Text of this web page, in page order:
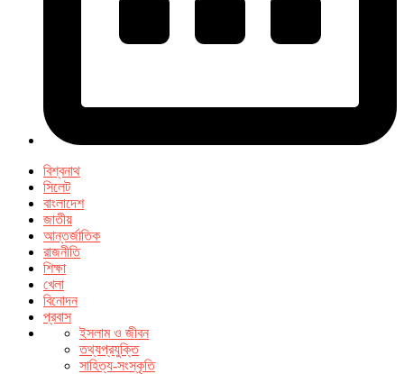
বিশ্বনাথ
সিলেট
বাংলাদেশ
জাতীয়
আন্তর্জাতিক
রাজনীতি
শিক্ষা
খেলা
বিনোদন
প্রবাস
ইসলাম ও জীবন
তথ্যপ্রযুক্তি
সাহিত্য-সংস্কৃতি